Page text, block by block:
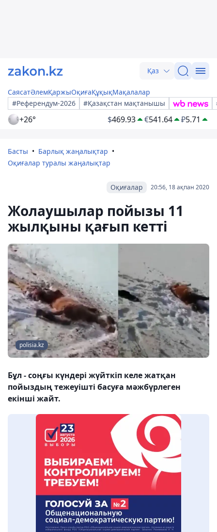
Қаз
СаясатӘлемҚаржыОқиғаҚұқықМақалалар
#Референдум-2026
#Қазақстан мақтанышы
+26° $469.93 €541.64 ₽5.71
Басты
Барлық жаңалықтар
Оқиғалар туралы жаңалықтар
20:56, 18 ақпан 2020
Оқиғалар
Жолаушылар пойызы 11
жылқыны қағып кетті
polisia.kz
Бұл - соңғы күндері жүйткіп келе жатқан
пойыздың тежеуішті басуға мәжбүрлеген
екінші жайт.